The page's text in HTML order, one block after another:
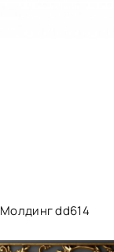
Молдинг dd614